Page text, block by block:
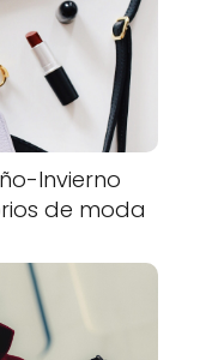
Invierno
de moda